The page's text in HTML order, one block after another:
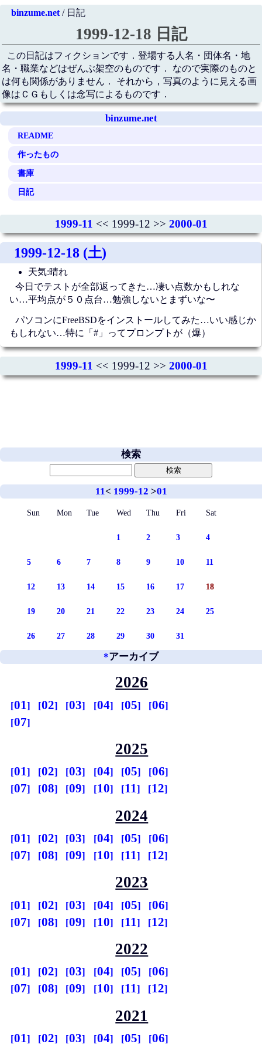
binzume.net/ 日記
1999-12-18 日記
この日記はフィクションです．登場する人名・団体名・地
名・職業などはぜんぶ架空のものです． なので実際のものと
は何も関係がありません． それから，写真のように見える画
像はＣＧもしくは念写によるものです．
binzume.net
README
作ったもの
書庫
日記
1999-11 << 1999-12 >> 2000-01
1999-12-18 (土)
天気:晴れ
今日でテストが全部返ってきた…凄い点数かもしれな
い…平均点が５０点台…勉強しないとまずいな〜
パソコンにFreeBSDをインストールしてみた…いい感じか
もしれない…特に「#」ってプロンプトが（爆）
1999-11 << 1999-12 >> 2000-01
検索
11< 1999-12 >01
Sun Mon Tue Wed Thu Fri Sat
1 2 3 4
5 6 7 8 9 10 11
12 13 14 15 16 17 18
19 20 21 22 23 24 25
26 27 28 29 30 31
*アーカイブ
2026
01 02 03 04 05
06
07
2025
01 02 03 04 05
06
07
08 09 10 11 12
2024
01 02 03 04 05
06
07
08 09 10 11 12
2023
01 02 03 04 05
06
07
08 09 10 11 12
2022
01 02 03 04 05
06
07
08 09 10 11 12
2021
01 02 03 04 05
06